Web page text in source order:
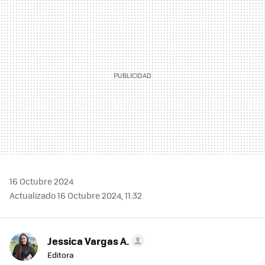
MAIL
16 Octubre 2024
Actualizado 16 Octubre 2024, 11:32
Jessica Vargas A.
Editora